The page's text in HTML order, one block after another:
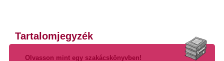
Tartalomjegyzék
Olvasson mint egy szakácskönyvben!